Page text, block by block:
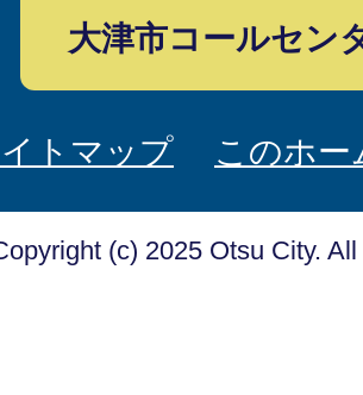
大津市コールセン
トマップ このホ
(c) 2025 Otsu City.